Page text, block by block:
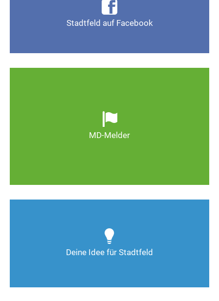
Stadtfeld auf Facebook
Seite Magdeburg-Stadtfeld
MD-Melder
wild entsorgter Müll. Melden Sie Mängel, damit
Magdeburg schöner und lebenswerter wird.
Deine Idee für Stadtfeld
Deine Ideen sind gefragt!